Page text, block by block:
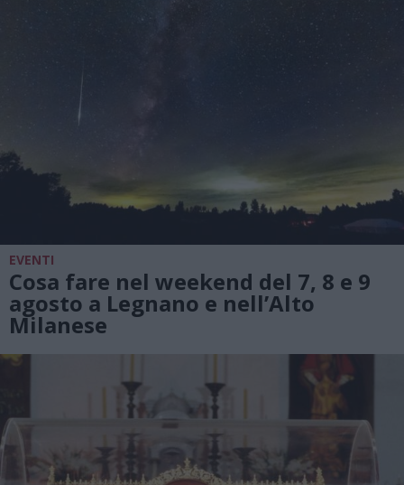
EVENTI
Cosa fare nel weekend del 7, 8 e 9
agosto a Legnano e nell’Alto
Milanese